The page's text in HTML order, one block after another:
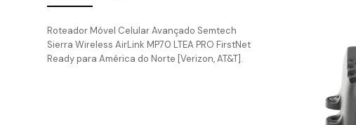
Roteador Móvel Celular Avançado Semtech
Sierra Wireless AirLink MP70 LTEA PRO FirstNet
Ready para América do Norte [Verizon, AT&T].